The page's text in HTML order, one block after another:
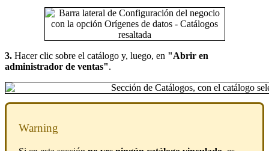
3. Hacer clic sobre el catálogo y, luego, en "Abrir en
administrador de ventas".
Warning